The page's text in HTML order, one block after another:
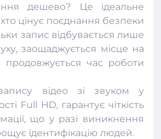
дешево? Це ідеальне
цінує поєднання безпеки
запис відбувається лише
заощаджується місце на
продовжується час роботи
відео зі звуком у
Full HD, гарантує чіткість
що у разі виникнення
ідентифікацію людей.